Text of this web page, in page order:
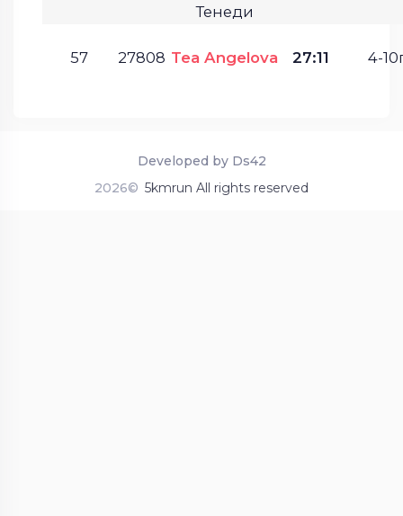
Тенеди
57 27808 Tea Angelova 27:11 4-
2026© 5kmrun All rights reserved
Developed by Ds42